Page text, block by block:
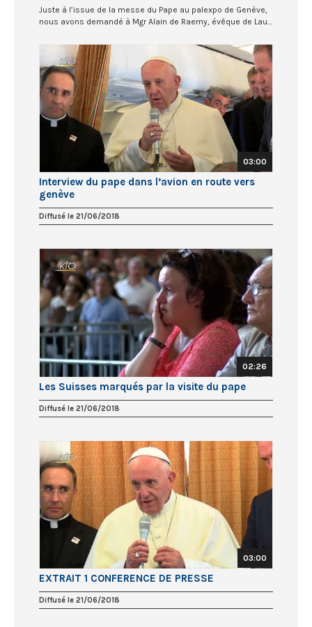
Juste à l’issue de la messe du Pape au palexpo de Genève,
nous avons demandé à Mgr Alain de Raemy, évêque de Lau...
03:00
Interview du pape dans l’avion en route vers
genève
Diffusé le 21/06/2018
02:26
Les Suisses marqués par la visite du pape
Diffusé le 21/06/2018
03:00
EXTRAIT 1 CONFERENCE DE PRESSE
Diffusé le 21/06/2018